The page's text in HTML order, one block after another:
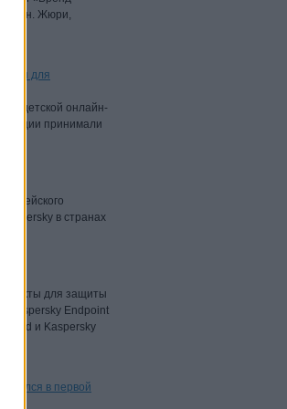
стран. Жюри,
для
детской онлайн-
принимали
в странах
для защиты
Kaspersky Endpoint
и Kaspersky
в первой